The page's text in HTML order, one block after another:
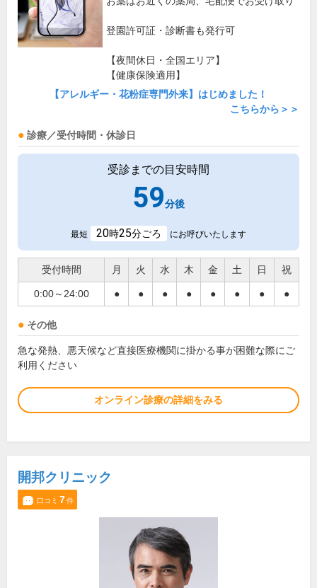
登園許可証・診断書も発行可
【夜間休日・全国エリア】
【健康保険適用】
【アレルギー・花粉症専門外来】はじめました！
こちらから＞＞
診療／受付時間・休診日
受診までの目安時間
59分後
最短 20時25分ごろ にお呼びいたします
受付時間 月 火 水 木 金 土 日 祝
0:00～24:00 ● ● ● ● ● ● ● ●
その他
急な発熱、悪天候など直接医療機関に掛かる事が困難な際にご
利用ください
オンライン診療の詳細をみる
開邦クリニック
口コミ 7件